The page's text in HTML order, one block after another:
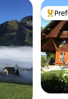
hóspedes Entre